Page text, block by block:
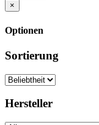
×
Optionen
Sortierung
Hersteller